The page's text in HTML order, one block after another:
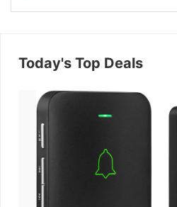
Today's Top Deals